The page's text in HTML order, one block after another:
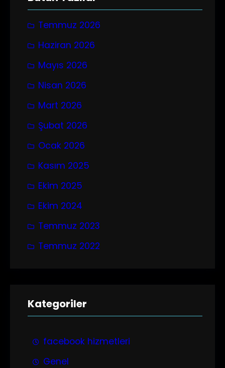
Temmuz 2026
Haziran 2026
Mayıs 2026
Nisan 2026
Mart 2026
Şubat 2026
Ocak 2026
Kasım 2025
Ekim 2025
Ekim 2024
Temmuz 2023
Temmuz 2022
Kategoriler
facebook hizmetleri
Genel